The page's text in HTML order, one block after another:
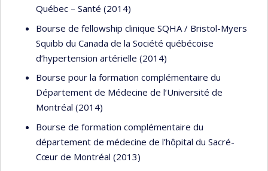
Québec – Santé (2014)
Bourse de fellowship clinique SQHA / Bristol-Myers
Squibb du Canada de la Société québécoise
d’hypertension artérielle (2014)
Bourse pour la formation complémentaire du
Département de Médecine de l’Université de
Montréal (2014)
Bourse de formation complémentaire du
département de médecine de l’hôpital du Sacré-
Cœur de Montréal (2013)